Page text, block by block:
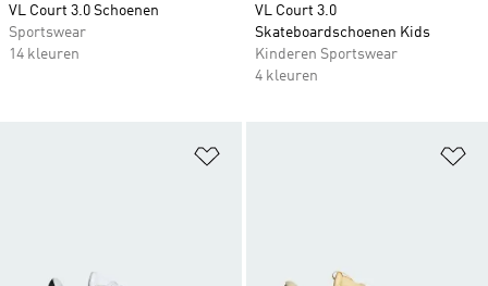
VL Court 3.0 Schoenen
Sportswear
14 kleuren
VL Court 3.0
Skateboardschoenen Kids
Kinderen Sportswear
4 kleuren